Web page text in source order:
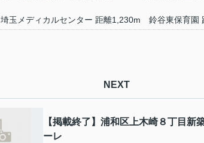
埼玉メディカルセンター 距離1,230m 鈴谷東保育園
NEXT
【掲載終了】浦和区上木崎８丁目新
ーレ